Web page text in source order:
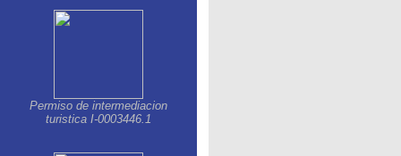
Permiso de intermediacion
turistica I-0003446.1